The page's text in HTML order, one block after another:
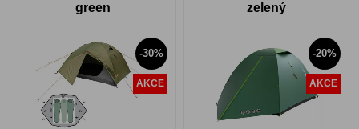
green
-30%
AKCE
zelený
-20%
AKCE